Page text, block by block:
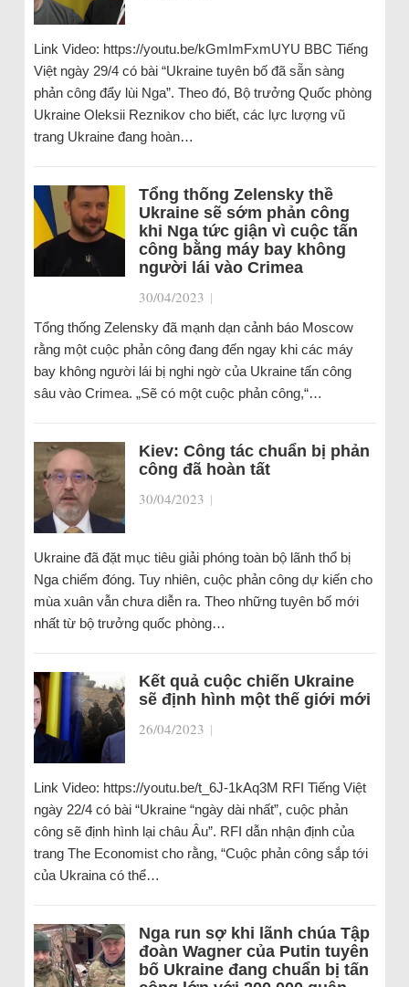
Link Video: https://youtu.be/kGmImFxmUYU BBC Tiếng
Việt ngày 29/4 có bài “Ukraine tuyên bố đã sẵn sàng
phản công đẩy lùi Nga”. Theo đó, Bộ trưởng Quốc phòng
Ukraine Oleksii Reznikov cho biết, các lực lượng vũ
trang Ukraine đang hoàn…
Tổng thống Zelensky thề
Ukraine sẽ sớm phản công
khi Nga tức giận vì cuộc tấn
công bằng máy bay không
người lái vào Crimea
30/04/2023 |
Tổng thống Zelensky đã mạnh dạn cảnh báo Moscow
rằng một cuộc phản công đang đến ngay khi các máy
bay không người lái bị nghi ngờ của Ukraine tấn công
sâu vào Crimea. „Sẽ có một cuộc phản công,“…
Kiev: Công tác chuẩn bị phản
công đã hoàn tất
30/04/2023 |
Ukraine đã đặt mục tiêu giải phóng toàn bộ lãnh thổ bị
Nga chiếm đóng. Tuy nhiên, cuộc phản công dự kiến ​​cho
mùa xuân vẫn chưa diễn ra. Theo những tuyên bố mới
nhất từ ​​bộ trưởng quốc phòng…
Kết quả cuộc chiến Ukraine
sẽ định hình một thế giới mới
26/04/2023 |
Link Video: https://youtu.be/t_6J-1kAq3M RFI Tiếng Việt
ngày 22/4 có bài “Ukraine “ngày dài nhất”, cuộc phản
công sẽ định hình lại châu Âu”. RFI dẫn nhận định của
trang The Economist cho rằng, “Cuộc phản công sắp tới
của Ukraina có thể…
Nga run sợ khi lãnh chúa Tập
đoàn Wagner của Putin tuyên
bố Ukraine đang chuẩn bị tấn